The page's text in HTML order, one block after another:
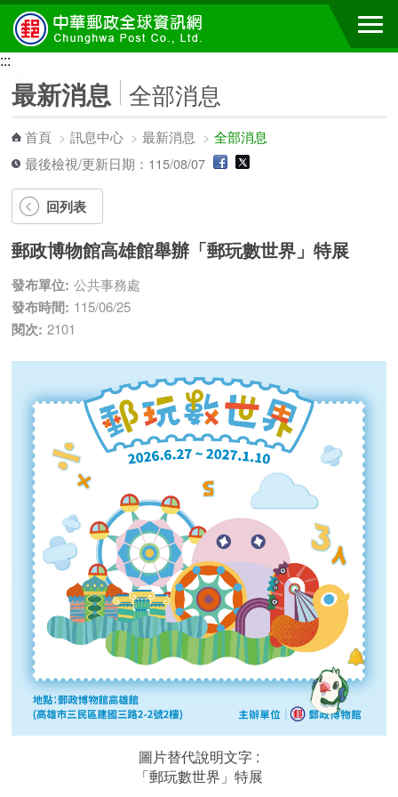
跳到主要內容區塊
:::
最新消息 全部消息
首頁 >訊息中心 >最新消息 >全部消息
最後檢視/更新日期：115/08/07
回列表
郵政博物館高雄館舉辦「郵玩數世界」特展
發布單位: 公共事務處
發布時間: 115/06/25
閱次: 2101
圖片替代說明文字 :
「郵玩數世界」特展